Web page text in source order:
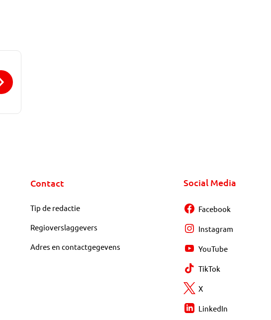
Contact
Tip de redactie
Regioverslaggevers
Adres en contactgegevens
Social Media
Facebook
Instagram
YouTube
TikTok
X
LinkedIn